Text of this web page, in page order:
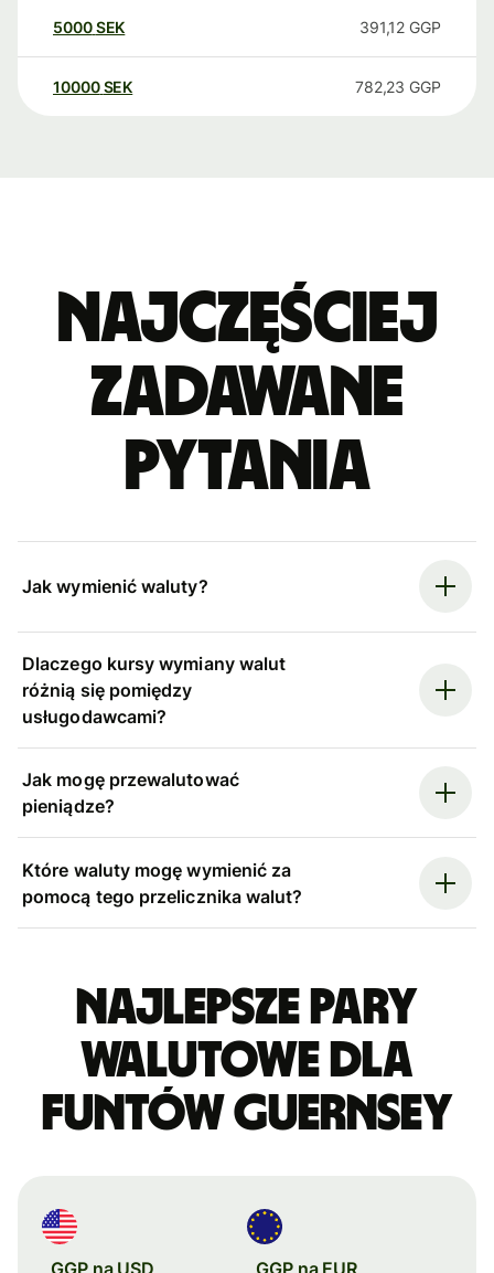
5000SEK 391,12 GGP
10000 SEK 782,23 GGP
Najczęściej
zadawane
pytania
Jak wymienić waluty?
Dlaczego kursy wymiany walut
różnią się pomiędzy
usługodawcami?
Jak mogę przewalutować
pieniądze?
Które waluty mogę wymienić za
pomocą tego przelicznika walut?
Najlepsze pary
walutowe dla
funtów Guernsey
GGP na USD GGP na EUR